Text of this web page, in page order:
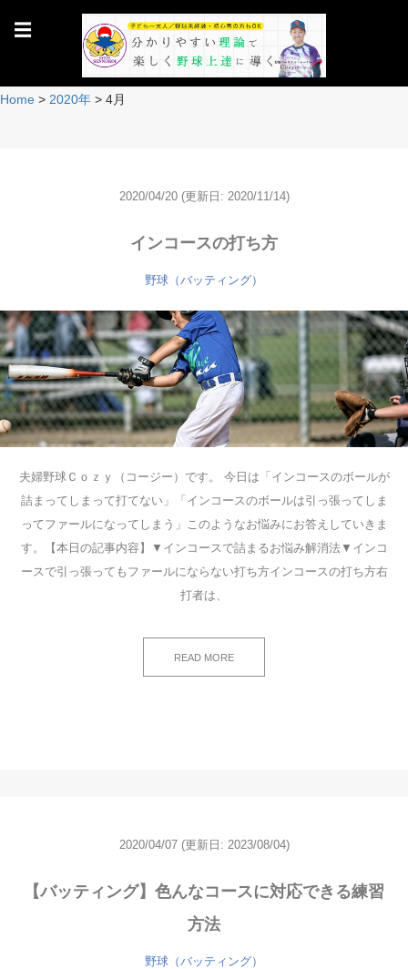
☰
Home > 2020年 > 4月
2020/04/20 (更新日: 2020/11/14)
インコースの打ち方
野球（バッティング）
夫婦野球Ｃｏｚｙ（コージー）です。 今日は「インコースのボールが
詰まってしまって打てない」「インコースのボールは引っ張ってしま
ってファールになってしまう」このようなお悩みにお答えしていきま
す。【本日の記事内容】▼インコースで詰まるお悩み解消法▼インコ
ースで引っ張ってもファールにならない打ち方インコースの打ち方右
打者は、
READ MORE
2020/04/07 (更新日: 2023/08/04)
【バッティング】色んなコースに対応できる練習
方法
野球（バッティング）